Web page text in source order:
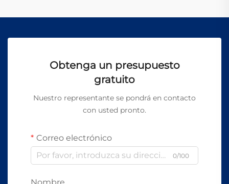
Obtenga un presupuesto
gratuito
Nuestro representante se pondrá en contacto
con usted pronto.
Correo electrónico
0/100